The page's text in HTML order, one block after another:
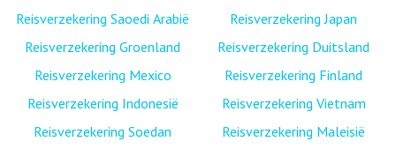
Reisverzekering Saoedi Arabië
Reisverzekering Groenland
Reisverzekering Mexico
Reisverzekering Indonesië
Reisverzekering Soedan
Reisverzekering Japan
Reisverzekering Duitsland
Reisverzekering Finland
Reisverzekering Vietnam
Reisverzekering Maleisië